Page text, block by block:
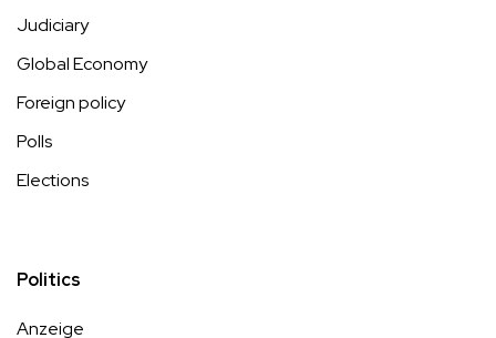
Judiciary
Global Economy
Foreign policy
Polls
Elections
Politics
Anzeige